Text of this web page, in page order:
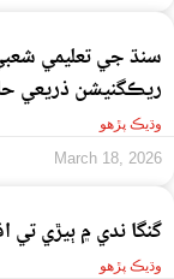
سنڌ جي تعليمي
ريڪگنيشن ذريعي
وڌيڪ پڙهو
March 18, 2026
گنگا ندي ۾ ٻيڙي تي افطاري
وڌيڪ پڙهو